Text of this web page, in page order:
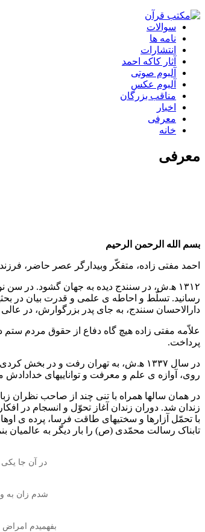
سوالات
نامه ها
انتشارات
آثار کاکه احمد
آلبوم صوتی
‌آلبوم عکس
مناقب بزرگان
اخبار
معرفی
خانه
معرفی
بسم الله الرحمن الرحیم
احمد مفتی زاده، متفکّر وبیدارگر عصر حاضر،
۱۳۱۲ ﻫ.ش، در سنندج دیده به جهان گشود. در
رسانید. تسلّط و احاطه ی علمی و قدرت بیان در
دارالاحسان سنندج، به جای پدر بزرگوارش، در
علاّمه مفتی زاده هیچ گاه دفاع از حقوق مردم ستم
پرداخت.
در سال ۱۳۳۷ ﻫ.ش، به تهران رفت و در
روی، آوازه ی علم و معرفت و تواناییهای
زندان شد. دوران زندان آغاز تحوّل و انسجام در
با تحمّل آزارها و سختیهای طاقت فرسا، پرده ی
تابناک رسالت محمّدی (ص) را بار دیگر به عالمیان
در آن جا
شدم زان به
بفهمیدم